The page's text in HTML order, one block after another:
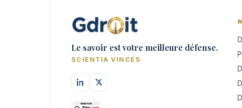
Le savoir est votre meilleure défense.
SCIENTIA VINCES